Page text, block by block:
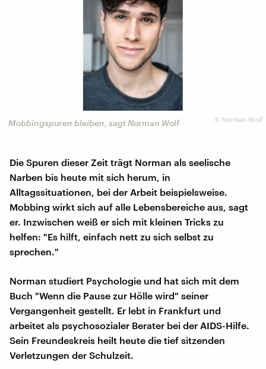
© Norman Wolf
Mobbingspuren bleiben, sagt Norman Wolf
Die Spuren dieser Zeit trägt Norman als seelische
Narben bis heute mit sich herum, in
Alltagssituationen, bei der Arbeit beispielsweise.
Mobbing wirkt sich auf alle Lebensbereiche aus, sagt
er. Inzwischen weiß er sich mit kleinen Tricks zu
helfen: "Es hilft, einfach nett zu sich selbst zu
sprechen."
Norman studiert Psychologie und hat sich mit dem
Buch "Wenn die Pause zur Hölle wird" seiner
Vergangenheit gestellt. Er lebt in Frankfurt und
arbeitet als psychosozialer Berater bei der AIDS-Hilfe.
Sein Freundeskreis heilt heute die tief sitzenden
Verletzungen der Schulzeit.